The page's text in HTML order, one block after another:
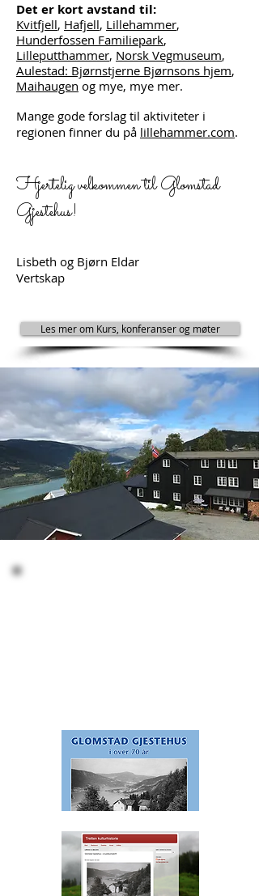
Det er kort avstand til:
Kvitfjell, Hafjell, Lillehammer,
Hunderfossen Familiepark,
Lilleputthammer, Norsk Vegmuseum,
Aulestad: Bjørnstjerne Bjørnsons hjem,
Maihaugen og mye, mye mer.
Mange gode forslag til aktiviteter i
regionen finner du på lillehammer.com.
Hjertelig velkommen til Glomstad
Gjestehus!
Lisbeth og Bjørn Eldar
Vertskap
Les mer om Kurs, konferanser og møter